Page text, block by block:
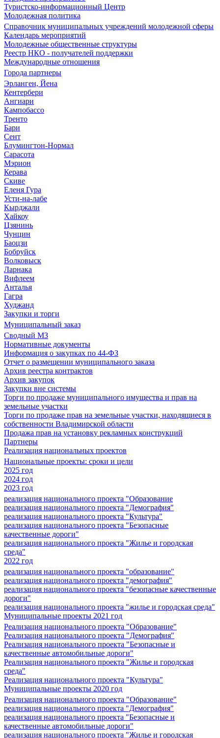
Туристско-информационный Центр
Молодежная политика
Справочник муниципальных учреждений молодежной сферы
Календарь мероприятий
Молодежные общественные структуры
Реестр НКО - получателей поддержки
Международные отношения
Города партнеры
Эрланген, Йена
Кентербери
Ангиари
Кампобассо
Тренто
Бари
Сент
Блумингтон-Нормал
Сарасота
Мэрион
Керава
Скиве
Еленя Гура
Усти-на-лабе
Кырджали
Хайкоу
Цзянинь
Чунцин
Баоцзи
Бобруйск
Волковыск
Ларнака
Вифлеем
Анталья
Гагра
Худжанд
Закупки и торги
Муниципальный заказ
Сводный МЗ
Нормативные документы
Информация о закупках по 44-ФЗ
Отчет о размещении муниципального заказа
Архив реестра контрактов
Архив закупок
Закупки вне системы
Торги по продаже муниципального имущества и прав на
земельные участки
Торги по продаже прав на земельные участки, находящиеся в
собственности Владимирской области
Продажа прав на установку рекламных конструкций
Партнеры
Реализация национальных проектов
Национальные проекты: сроки и цели
2025 год
2024 год
2023 год
реализация национального проекта "Образование
реализация национального проекта "Демография"
реализация национального проекта "Культура"
реализация национального проекта "Безопасные
качественные дороги"
реализация национального проекта "Жилье и городская
среда"
2022 год
реализация национального проекта "образование"
реализация национального проекта "демография"
реализация национального проекта "безопасные качественные
дороги"
реализация национального проекта "жилье и городская среда"
Муниципальные проекты 2021 год
Реализация национального проекта "Образование"
Реализация национального проекта "Демография"
Реализация национального проекта "Безопасные и
качественные автомобильные дороги"
Реализация национального проекта "Жилье и городская
среда"
Реализация национального проекта "Культура"
Муниципальные проекты 2020 год
Реализация национального проекта "Образование"
реализация национального проекта "Демография"
реализация национального проекта "Безопасные и
качественные автомобильные дороги"
реализация национального проекта "Жилье и городская